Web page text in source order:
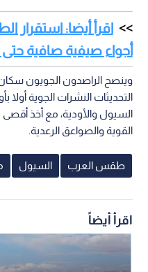
اقرأ أيضا:
أجواء صيفية صافية حتى
وينصح الراصدون الجويون
التحديثات النشرات الجوية أولا
السيول والأودية، مع أخذ أقصى
القوية والصواعق الرعدية.
طقس العرب السيول
اقرأ أيضاً